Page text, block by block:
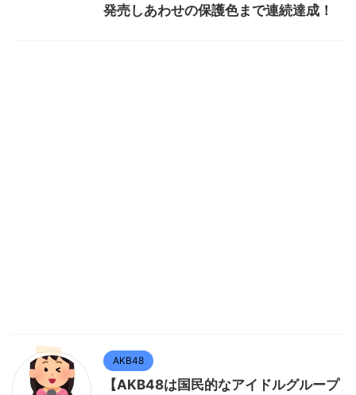
発売しあわせの保護色まで連続達成！
AKB48
【AKB48は国民的なアイドルグループ